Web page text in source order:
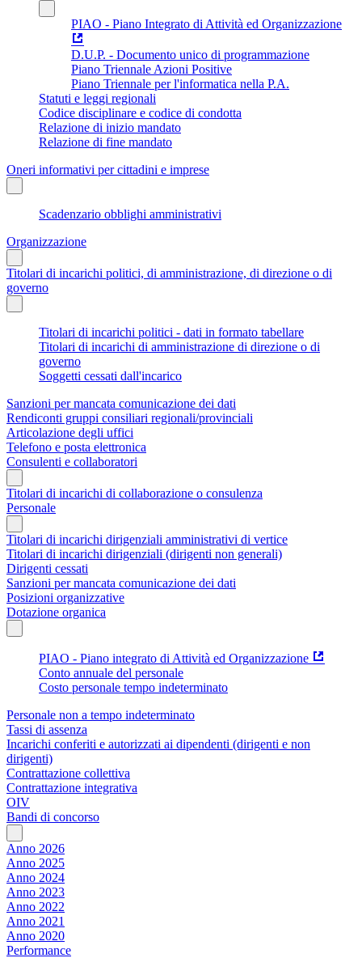
PIAO - Piano Integrato di Attività ed Organizzazione
D.U.P. - Documento unico di programmazione
Piano Triennale Azioni Positive
Piano Triennale per l'informatica nella P.A.
Statuti e leggi regionali
Codice disciplinare e codice di condotta
Relazione di inizio mandato
Relazione di fine mandato
Oneri informativi per cittadini e imprese
Scadenzario obblighi amministrativi
Organizzazione
Titolari di incarichi politici, di amministrazione, di direzione o di
governo
Titolari di incarichi politici - dati in formato tabellare
Titolari di incarichi di amministrazione di direzione o di
governo
Soggetti cessati dall'incarico
Sanzioni per mancata comunicazione dei dati
Rendiconti gruppi consiliari regionali/provinciali
Articolazione degli uffici
Telefono e posta elettronica
Consulenti e collaboratori
Titolari di incarichi di collaborazione o consulenza
Personale
Titolari di incarichi dirigenziali amministrativi di vertice
Titolari di incarichi dirigenziali (dirigenti non generali)
Dirigenti cessati
Sanzioni per mancata comunicazione dei dati
Posizioni organizzative
Dotazione organica
PIAO - Piano integrato di Attività ed Organizzazione
Conto annuale del personale
Costo personale tempo indeterminato
Personale non a tempo indeterminato
Tassi di assenza
Incarichi conferiti e autorizzati ai dipendenti (dirigenti e non
dirigenti)
Contrattazione collettiva
Contrattazione integrativa
OIV
Bandi di concorso
Anno 2026
Anno 2025
Anno 2024
Anno 2023
Anno 2022
Anno 2021
Anno 2020
Performance